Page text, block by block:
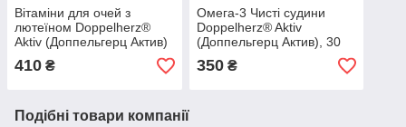
Вітаміни для очей з
лютеїном Doppelherz®
Aktiv (Доппельгерц Актив)
410 ₴
Омега-3 Чисті судини
Doppelherz® Aktiv
(Доппельгерц Актив), 30
капсул
350₴
Подібні товари компанії